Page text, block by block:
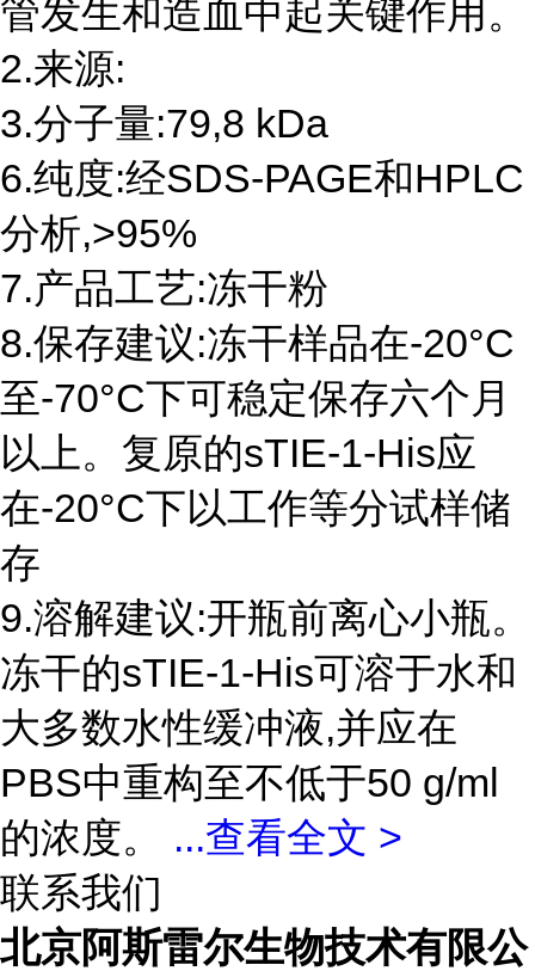
管发生和造血中起关键作用。
2.来源:
3.分子量:79,8 kDa
6.纯度:经SDS-PAGE和HPLC
分析,>95%
7.产品工艺:冻干粉
8.保存建议:冻干样品在-20°C
至-70°C下可稳定保存六个月
以上。复原的sTIE-1-His应
在-20°C下以工作等分试样储
存
9.溶解建议:开瓶前离心小瓶。
冻干的sTIE-1-His可溶于水和
大多数水性缓冲液,并应在
PBS中重构至不低于50 g/ml
的浓度。 ...查看全文 >
联系我们
北京阿斯雷尔生物技术有限公